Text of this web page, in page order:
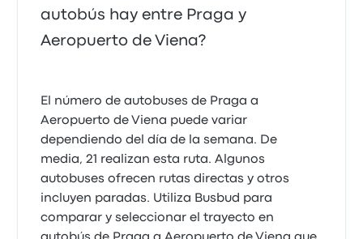
autobús hay entre Praga y
Aeropuerto de Viena?
El número de autobuses de Praga a
Aeropuerto de Viena puede variar
dependiendo del día de la semana. De
media, 21 realizan esta ruta. Algunos
autobuses ofrecen rutas directas y otros
incluyen paradas. Utiliza Busbud para
comparar y seleccionar el trayecto en